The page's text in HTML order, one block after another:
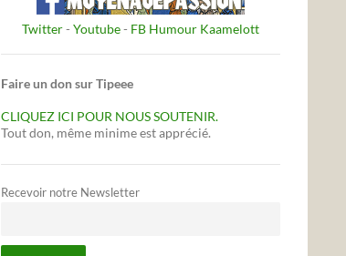
Twitter- Youtube- FB Humour Kaamelott
Faire un don sur Tipeee
CLIQUEZ ICI POUR NOUS SOUTENIR.
Tout don, même minime est apprécié.
Recevoir notre Newsletter